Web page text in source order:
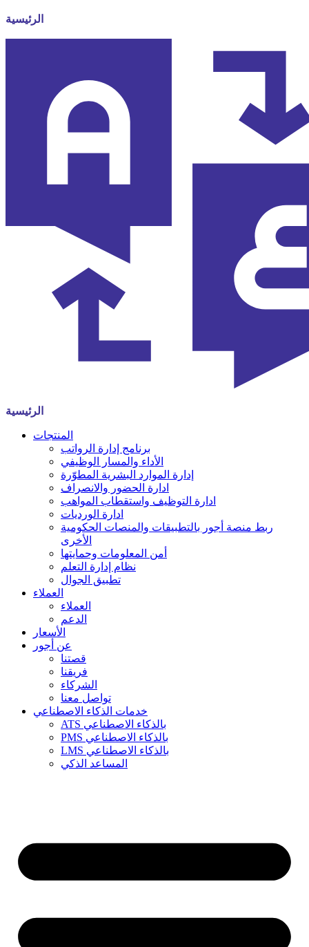
الرئيسية
الرئيسية
المنتجات
برنامج إدارة الرواتب
الأداء والمسار الوظيفي
إدارة الموارد البشرية المطوّرة
ادارة الحضور والانصراف
ادارة التوظيف واستقطاب المواهب
ادارة الورديات
ربط منصة أجور بالتطبيقات والمنصات الحكومية
الأخرى
أمن المعلومات وحمايتها
نظام إدارة التعلم
تطبيق الجوال
العملاء
العملاء
الدعم
الأسعار
عن أجور
قصتنا
فريقنا
الشركاء
تواصل معنا
خدمات الذكاء الاصطناعي
ATS بالذكاء الاصطناعي
PMS بالذكاء الاصطناعي
LMS بالذكاء الاصطناعي
المساعد الذكي